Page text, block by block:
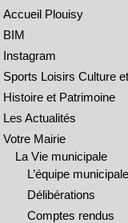
Accueil Plouisy
BIM
Instagram
Sports Loisirs Culture
Histoire et Patrimoine
Les Actualités
Votre Mairie
La Vie municipale
L’équipe
Délibérations
Comptes rendus